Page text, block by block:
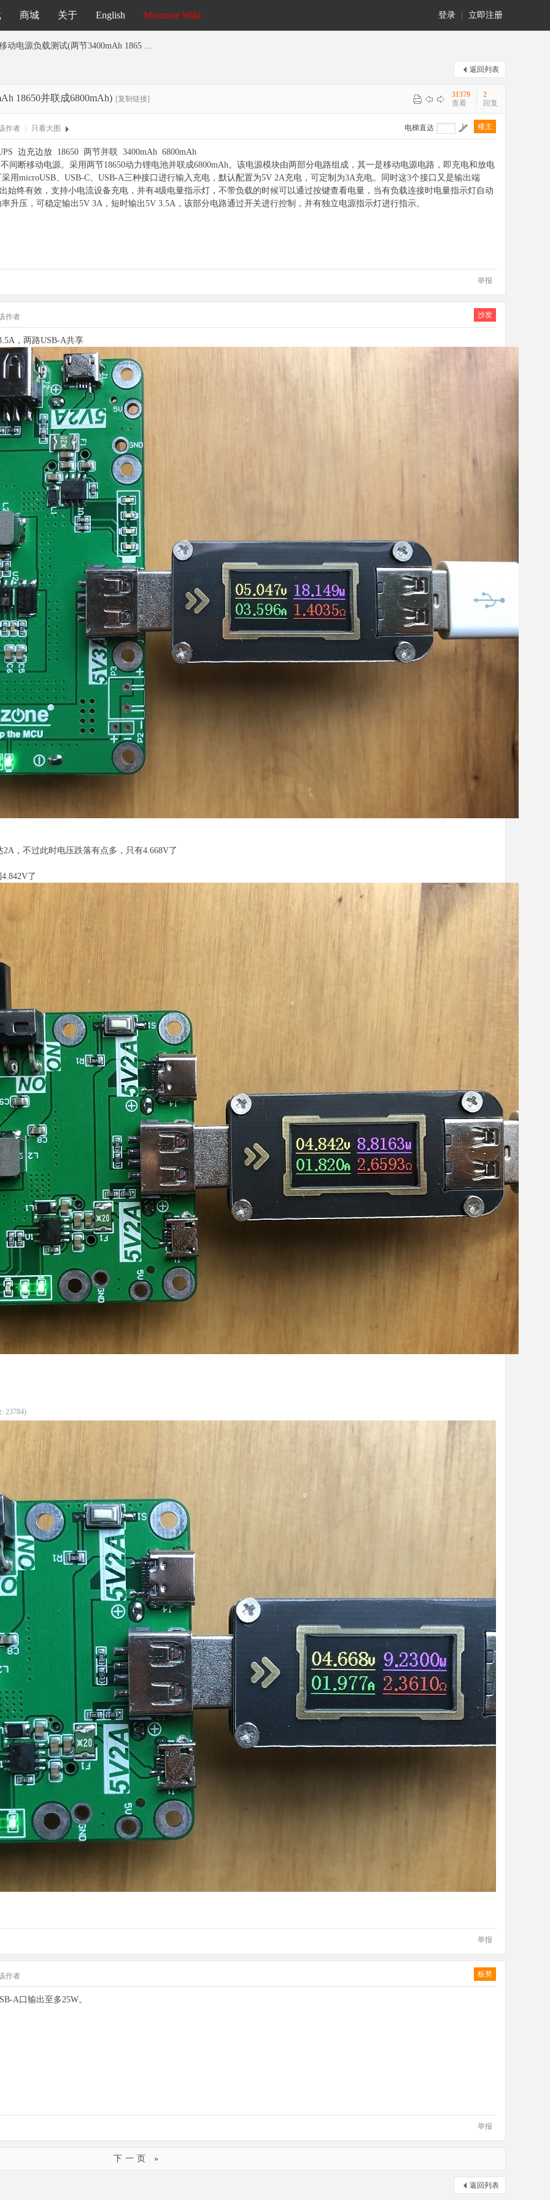
登录 立即注册
商城 关于 English Mcuzone Wiki
动电源负载测试(两节3400mAh 1865 ...
返回列表
18650并联成6800mAh) [复制链接]
2
回复
31379
查看
楼主
电梯直达
作者 只看大图
边充边放 18650 两节并联 3400mAh 6800mAh
间断移动电源。采用两节18650动力锂电池并联成6800mAh。该电源模块由两部分电路组成，其一是移动电源电路，即充电和放电
用microUSB、USB-C、USB-A三种接口进行输入充电，默认配置为5V 2A充电，可定制为3A充电。同时这3个接口又是输出端
始终有效，支持小电流设备充电，并有4级电量指示灯，不带负载的时候可以通过按键查看电量，当有负载连接时电量指示灯自动
升压，可稳定输出5V 3A，短时输出5V 3.5A，该部分电路通过开关进行控制，并有独立电源指示灯进行指示。
举报
沙发
作者
，两路USB-A共享
，不过此时电压跌落有点多，只有4.668V了
了
23784)
举报
板凳
作者
A口输出至多25W。
举报
下一页 »
返回列表